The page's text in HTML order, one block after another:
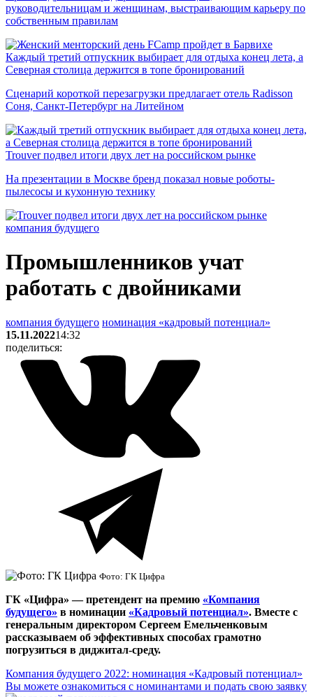
руководительницам и женщинам, выстраивающим карьеру по
собственным правилам
Каждый третий отпускник выбирает для отдыха конец лета, а
Северная столица держится в топе бронирований
Сценарий короткой перезагрузки предлагает отель Radisson
Соня, Санкт-Петербург на Литейном
Trouver подвел итоги двух лет на российском рынке
На презентации в Москве бренд показал новые роботы-
пылесосы и кухонную технику
компания будущего
Промышленников учат
работать с двойниками
компания будущего номинация «кадровый потенциал»
15.11.202214:32
поделиться:
Фото: ГК Цифра
ГК «Цифра» — претендент на премию «Компания
будущего» в номинации «Кадровый потенциал». Вместе с
генеральным директором Сергеем Емельченковым
рассказываем об эффективных способах грамотно
погрузиться в диджитал-среду.
Компания будущего 2022: номинация «Кадровый потенциал»
Вы можете ознакомиться с номинантами и подать свою заявку